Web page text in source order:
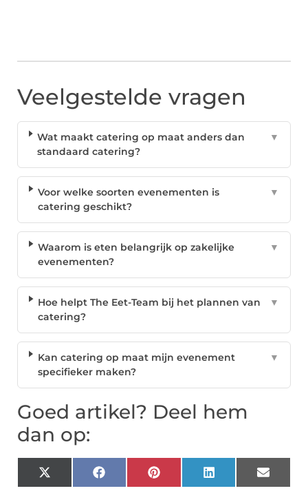
Veelgestelde vragen
Wat maakt catering op maat anders dan
standaard catering?
▼
Voor welke soorten evenementen is
catering geschikt?
▼
Waarom is eten belangrijk op zakelijke
evenementen?
▼
Hoe helpt The Eet-Team bij het plannen van
catering?
▼
Kan catering op maat mijn evenement
specifieker maken?
▼
Goed artikel? Deel hem
dan op:
X
(Twitter)
Facebook Pinterest LinkedIn Email